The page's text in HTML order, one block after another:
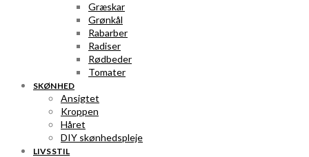
Græskar
Grønkål
Rabarber
Radiser
Rødbeder
Tomater
SKØNHED
Ansigtet
Kroppen
Håret
DIY skønhedspleje
LIVSSTIL